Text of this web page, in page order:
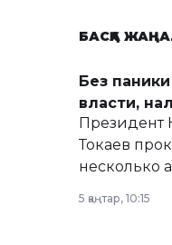
БАСҚА
Без
власти,
Президент
Токаев
несколько
армии,
5 қаңтар, 10:15